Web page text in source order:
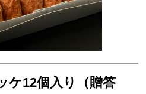
ケ12個入り（贈答